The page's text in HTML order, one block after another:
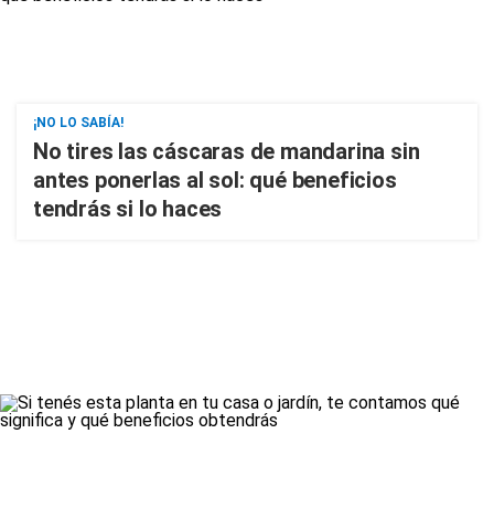
¡NO LO SABÍA!
No tires las cáscaras de mandarina sin
antes ponerlas al sol: qué beneficios
tendrás si lo haces